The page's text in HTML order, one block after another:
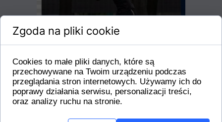
Zgoda na pliki cookie
Cookies to małe pliki danych, które są
przechowywane na Twoim urządzeniu podczas
przeglądania stron internetowych. Używamy ich do
poprawy działania serwisu, personalizacji treści,
oraz analizy ruchu na stronie.